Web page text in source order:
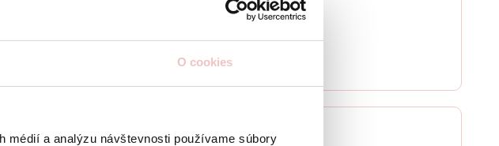
O cookies
médií a analýzu návštevnosti používame súbory
ZISTIŤ VIAC